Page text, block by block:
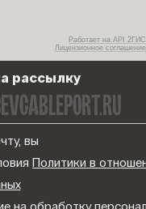
рассылку
вы
Политики в
Работает на API 2ГИС
Лицензионное соглашение